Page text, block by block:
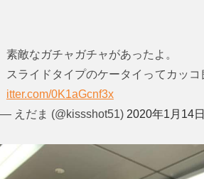
素敵なガチャガチャがあったよ。
スライドタイプのケータイってカッコ
itter.com/0K1aGcnf3x
— えだま (@kissshot51) 2020年1月14日